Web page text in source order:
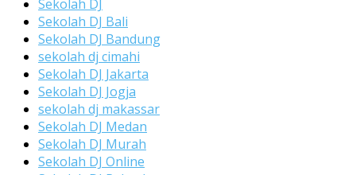
Sekolah DJ
Sekolah DJ Bali
Sekolah DJ Bandung
sekolah dj cimahi
Sekolah DJ Jakarta
Sekolah DJ Jogja
sekolah dj makassar
Sekolah DJ Medan
Sekolah DJ Murah
Sekolah DJ Online